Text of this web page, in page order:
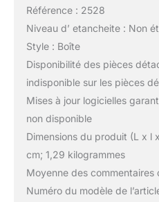
Référence : 2528
Niveau d’ etancheite : Non
Style : Boîte
Disponibilité des pièces
indisponible sur les pièces
Mises à jour logicielles
non disponible
Dimensions du produit (L x l
cm; 1,29 kilogrammes
Moyenne des commentaires
Numéro du modèle de